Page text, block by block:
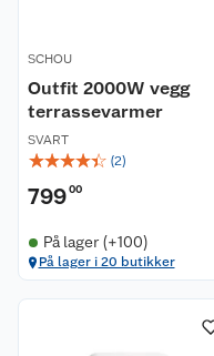
SCHOU
Outfit 2000W vegg
terrassevarmer
SVART
☆☆☆☆☆ (2)
79900
På lager (+100)
På lager i 20 butikker
Kundeservice